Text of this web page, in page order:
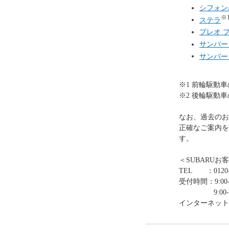
シフォ
ステラ
プレオ
サンバ
サンバ
※1 前輪駆動車
※2 後輪駆動車
なお、過去の
正確なご案内
す。
＜SUBARUお
TEL ：0120-
受付時間：
9:00-12:00
インターネッ